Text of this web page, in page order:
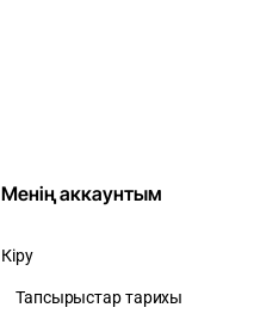
Менің аккаунтым
Кіру
Тапсырыстар тарихы